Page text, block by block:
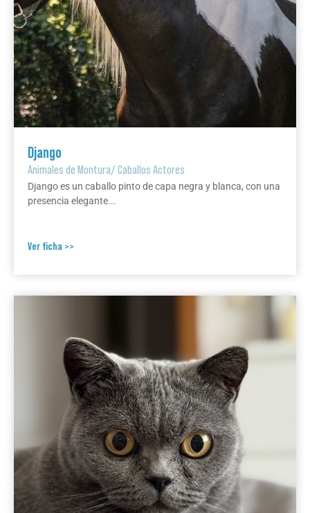
Django
Animales de Montura/Caballos Actores
Django es un caballo pinto de capa negra y blanca, con una
presencia elegante...
Ver ficha >>